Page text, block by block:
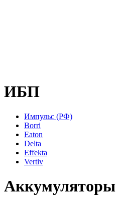
ИБП
Импульс (РФ)
Borri
Eaton
Delta
Effekta
Vertiv
Аккумуляторы